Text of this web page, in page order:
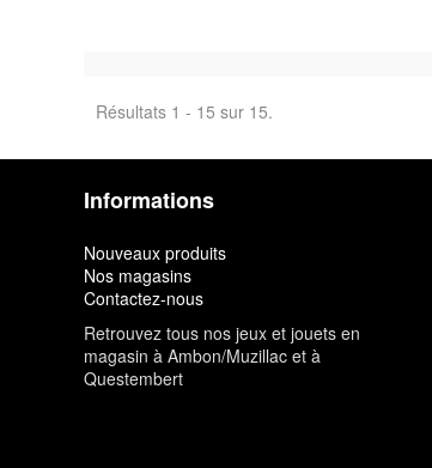
Résultats 1 - 15 sur 15.
Informations
Nouveaux produits
Nos magasins
Contactez-nous
Retrouvez tous nos jeux et jouets en
magasin à Ambon/Muzillac et à
Questembert